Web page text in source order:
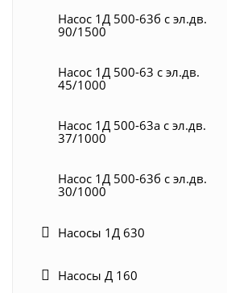
Насос 1Д 500-63б с эл.дв.
90/1500
Насос 1Д 500-63 с эл.дв.
45/1000
Насос 1Д 500-63а с эл.дв.
37/1000
Насос 1Д 500-63б с эл.дв.
30/1000
Насосы 1Д 630
Насосы Д 160